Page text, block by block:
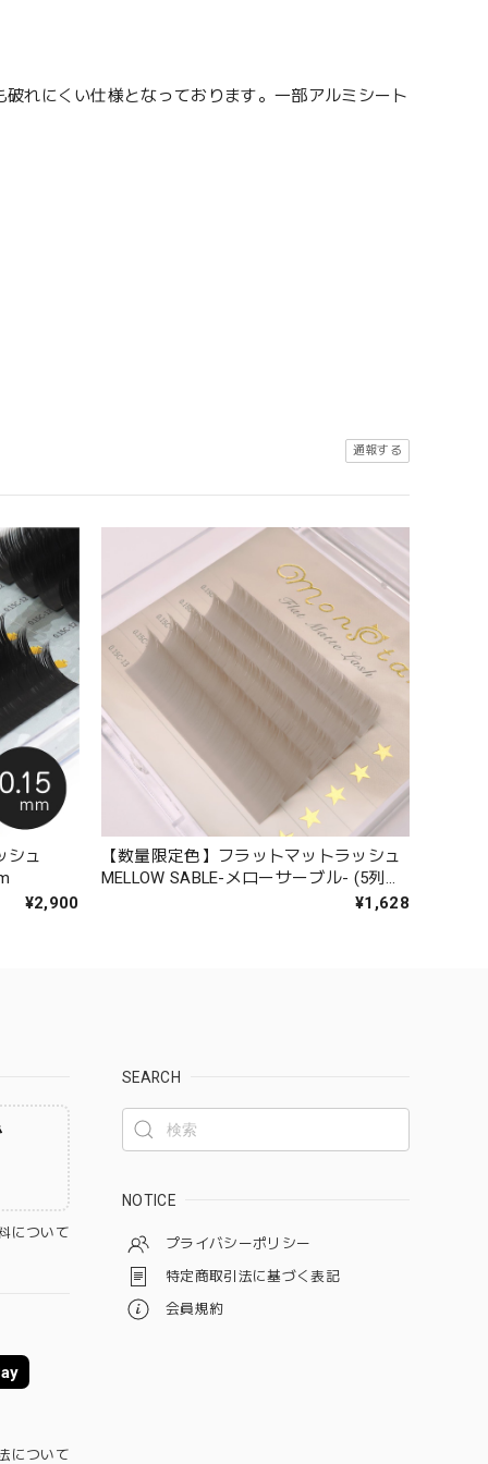
れにくい仕様となっております。一部アルミシート
通報する
シュ
¥2,900
【数量限定色】フラットマットラッシュ
MELLOW SABLE-メローサーブル- (5列シ
¥1,628
について
について
SEARCH
NOTICE
プライバシーポリシー
特定商取引法に基づく表記
会員規約